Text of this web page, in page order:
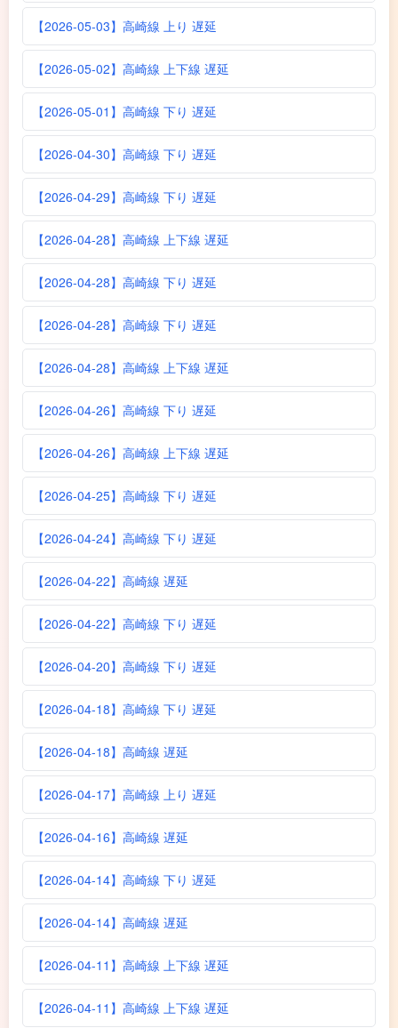
【2026-05-03】高崎線 上り 遅延
【2026-05-02】高崎線 上下線 遅延
【2026-05-01】高崎線 下り 遅延
【2026-04-30】高崎線 下り 遅延
【2026-04-29】高崎線 下り 遅延
【2026-04-28】高崎線 上下線 遅延
【2026-04-28】高崎線 下り 遅延
【2026-04-28】高崎線 下り 遅延
【2026-04-28】高崎線 上下線 遅延
【2026-04-26】高崎線 下り 遅延
【2026-04-26】高崎線 上下線 遅延
【2026-04-25】高崎線 下り 遅延
【2026-04-24】高崎線 下り 遅延
【2026-04-22】高崎線 遅延
【2026-04-22】高崎線 下り 遅延
【2026-04-20】高崎線 下り 遅延
【2026-04-18】高崎線 下り 遅延
【2026-04-18】高崎線 遅延
【2026-04-17】高崎線 上り 遅延
【2026-04-16】高崎線 遅延
【2026-04-14】高崎線 下り 遅延
【2026-04-14】高崎線 遅延
【2026-04-11】高崎線 上下線 遅延
【2026-04-11】高崎線 上下線 遅延